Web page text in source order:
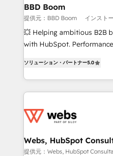
Custom APIs and third-party
End Revenue Acceleration
pipeline growth programs •
and CRM optimization •
Execution • 750+
implementations • Deep
BBD Boom
提供元：BBD Boom インスト
💥 Helping ambitious B2B
with HubSpot.
to HubSpot Better. We
solve all your HubSpot
adoption, sales process
the first time 🔧 Designing
and build using HubSpot
with other systems 🎓
ソリューション・パートナー5.0
Webs, HubSpot
提供元：Webs, HubSpot